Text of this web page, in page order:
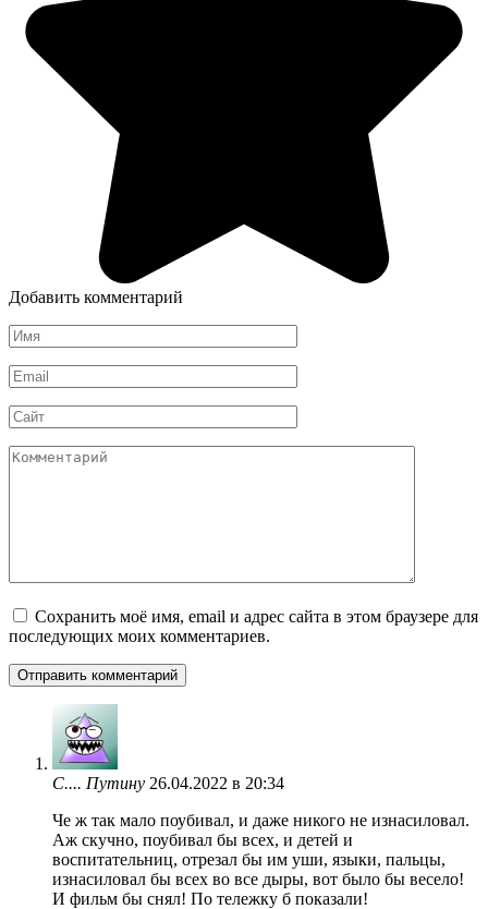
Добавить комментарий
Имя
*
Email
*
Сайт
Комментарий
Сохранить моё имя, email и адрес сайта в этом браузере для
последующих моих комментариев.
С.... Путину 26.04.2022 в 20:34
Че ж так мало поубивал, и даже никого не изнасиловал.
Аж скучно, поубивал бы всех, и детей и
воспитательниц, отрезал бы им уши, языки, пальцы,
изнасиловал бы всех во все дыры, вот было бы весело!
И фильм бы снял! По тележку б показали!